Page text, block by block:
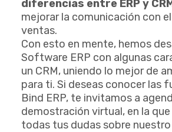
diferencias entre ERP y
mejorar la comunicación con
ventas.
Con esto en mente, hemos
Software ERP con algunas
un CRM, uniendo lo mejor de
para ti. Si deseas conocer las
Bind ERP, te invitamos a
demostración virtual, en la
todas tus dudas sobre